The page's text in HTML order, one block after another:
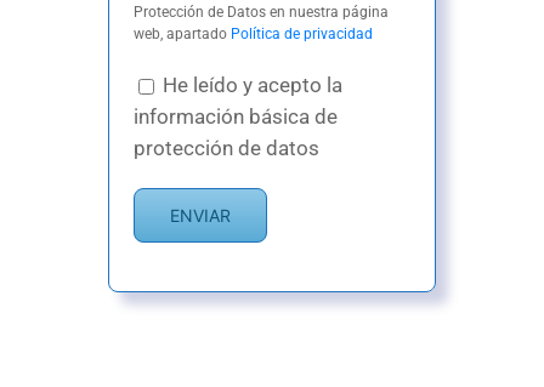
Protección de Datos en nuestra página
web, apartado Política de privacidad
He leído y acepto la
información básica de
protección de datos